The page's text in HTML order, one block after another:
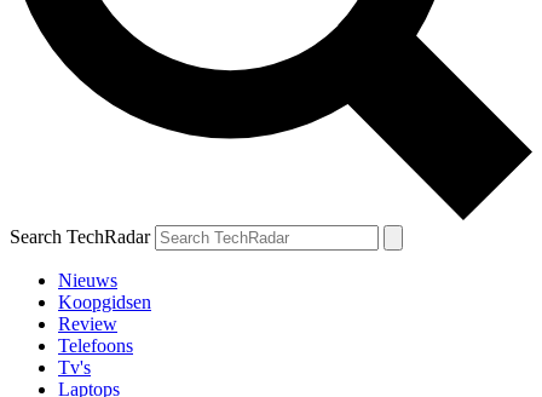
Search TechRadar
Nieuws
Koopgidsen
Review
Telefoons
Tv's
Laptops